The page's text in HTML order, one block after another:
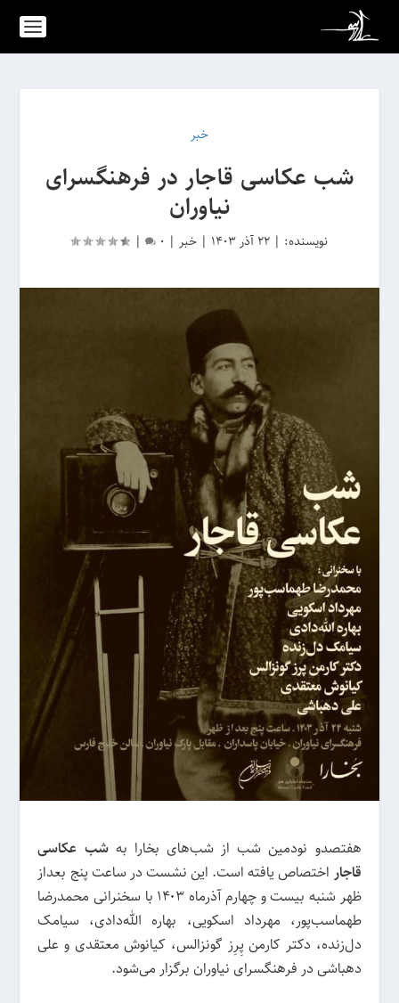
خبر
شب عکاسی قاجار در فرهنگسرای
نیاوران
نویسنده: |22 آذر 1403 |خبر |
0
|
هفتصدو نودمین شب از شب‌های بخارا بهشب عکاسی
قاجار اختصاص یافته است. این نشست در ساعت پنج بعداز
ظهر شنبه بیست و چهارم آذرماه ۱۴۰۳ با سخنرانی محمدرضا
طهماسب‌پور، مهرداد اسکویی، بهاره الله‌دادی، سیامک
دل‌زنده، دکتر کارمن پِرِز گونزالس، کیانوش معتقدی و علی
دهباشی در فرهنگسرای نیاوران برگزار می‌شود.